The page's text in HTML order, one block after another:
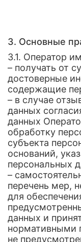
3. Основные
3.1. Оператор
– получать от
достоверные
содержащие
– в случае
данных
данных
обработку
субъекта
оснований,
персональных
–
перечень мер,
для
данных и
нормативными
не